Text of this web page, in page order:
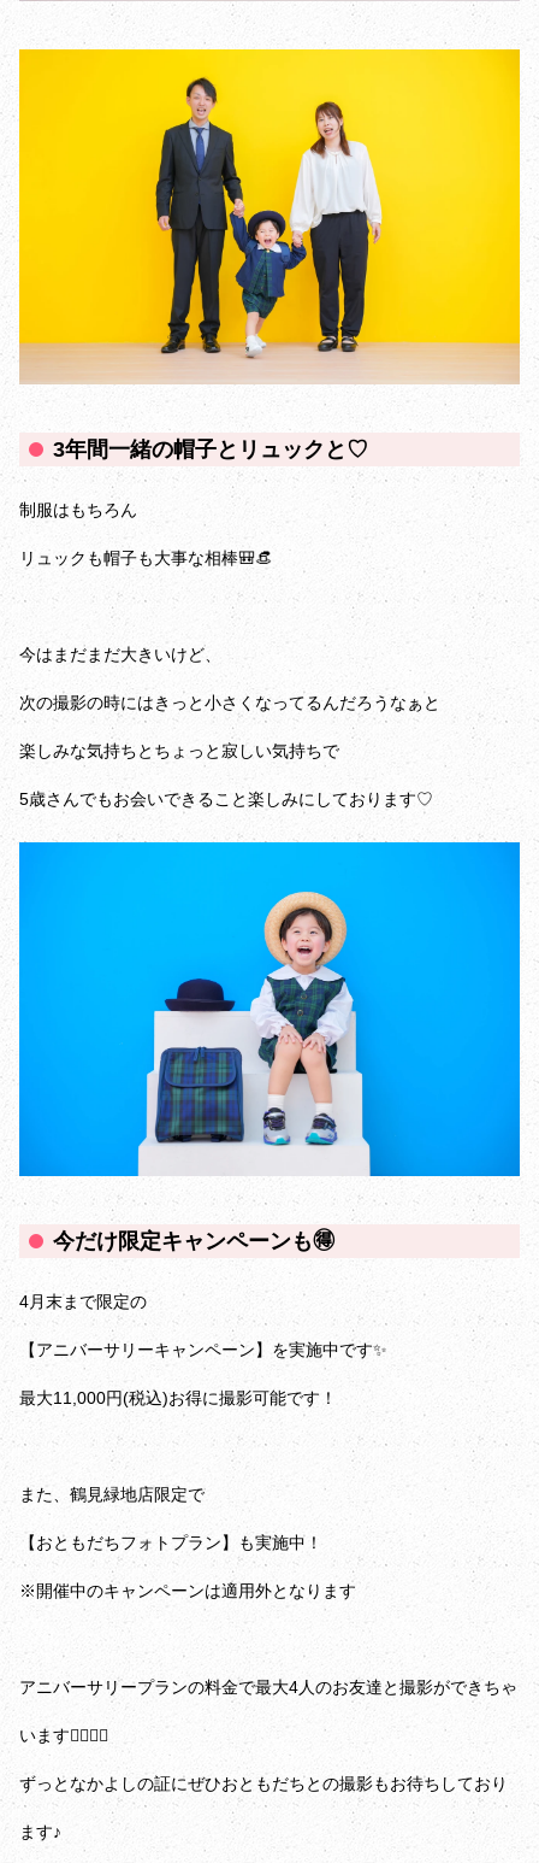
3年間一緒の帽子とリュックと♡
制服はもちろん
リュックも帽子も大事な相棒🎒👒
今はまだまだ大きいけど、
次の撮影の時にはきっと小さくなってるんだろうなぁと
楽しみな気持ちとちょっと寂しい気持ちで
5歳さんでもお会いできること楽しみにしております♡
今だけ限定キャンペーンも🉐
4月末まで限定の
【アニバーサリーキャンペーン】を実施中です✨️
最大11,000円(税込)お得に撮影可能です！
また、鶴見緑地店限定で
【おともだちフォトプラン】も実施中！
※開催中のキャンペーンは適用外となります
アニバーサリープランの料金で最大4人のお友達と撮影ができちゃ
います👩‍❤️‍💋‍👩
ずっとなかよしの証にぜひおともだちとの撮影もお待ちしており
ます♪